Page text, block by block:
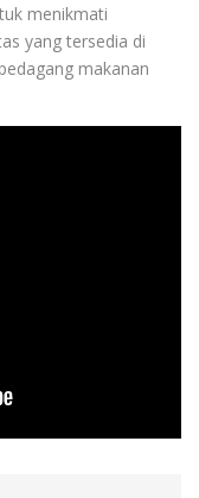
menikmati
yang tersedia di
makanan